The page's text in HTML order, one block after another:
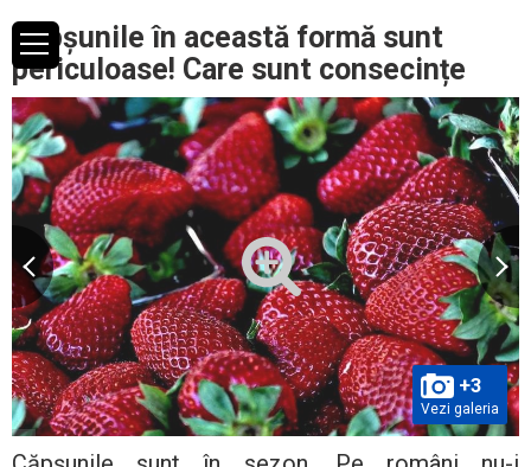
Căpșunile în această formă sunt
periculoase! Care sunt consecințe
+3
Vezi galeria